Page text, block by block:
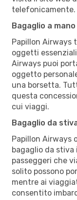
telefonicamente.
Bagaglio a mano
Papillon Airways
oggetti
Airways puoi
oggetto
una borsetta.
questa
cui viaggi.
Bagaglio da
Papillon Airways
bagaglio da
passeggeri che
solito possono
mentre ai
consentito